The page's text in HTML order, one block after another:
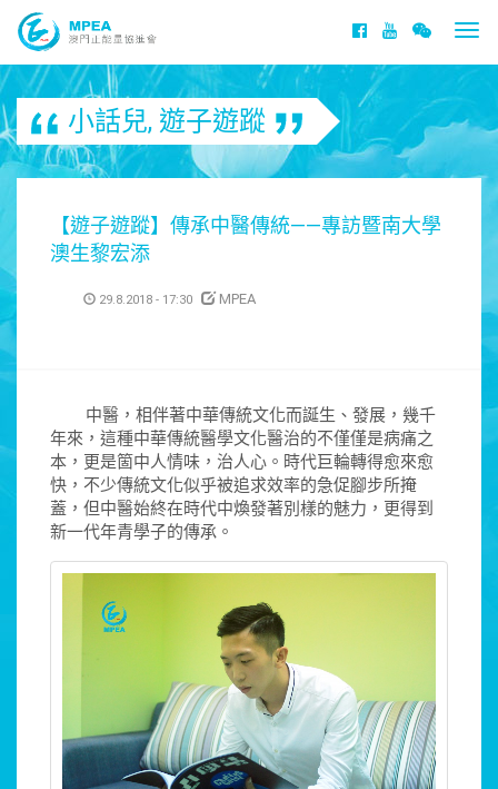
小話兒, 遊子遊蹤
【遊子遊蹤】傳承中醫傳統——專訪暨南大學
澳生黎宏添
29.8.2018 - 17:30 MPEA
中醫，相伴著中華傳統文化而誕生、發展，幾千
年來，這種中華傳統醫學文化醫治的不僅僅是病痛之
本，更是箇中人情味，治人心。時代巨輪轉得愈來愈
快，不少傳統文化似乎被追求效率的急促腳步所掩
蓋，但中醫始終在時代中煥發著別樣的魅力，更得到
新一代年青學子的傳承。